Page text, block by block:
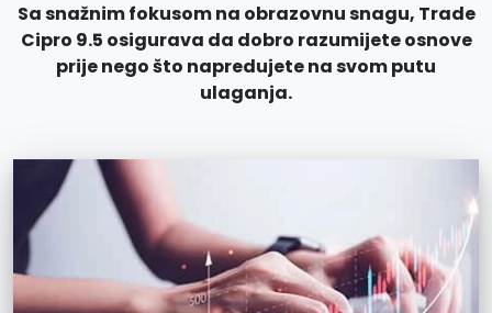
Sa snažnim fokusom na obrazovnu snagu, Trade
Cipro 9.5 osigurava da dobro razumijete osnove
prije nego što napredujete na svom putu
ulaganja.